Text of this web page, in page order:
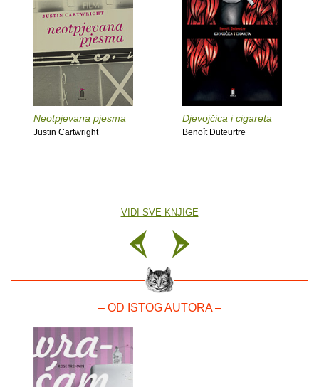
Neotpjevana pjesma
Justin Cartwright
Djevojčica i cigareta
Benoît Duteurtre
VIDI SVE KNJIGE
– OD ISTOG AUTORA –